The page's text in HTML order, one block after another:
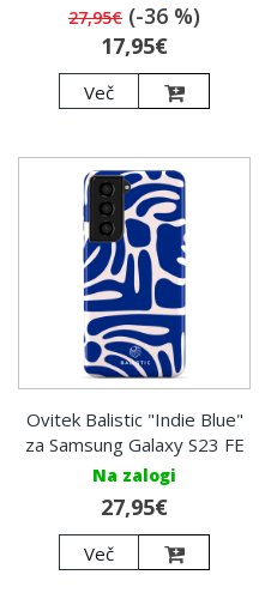
27,95€ (-36 %)
17,95€
Več
Ovitek Balistic "Indie Blue"
za Samsung Galaxy S23 FE
Na zalogi
27,95€
Več